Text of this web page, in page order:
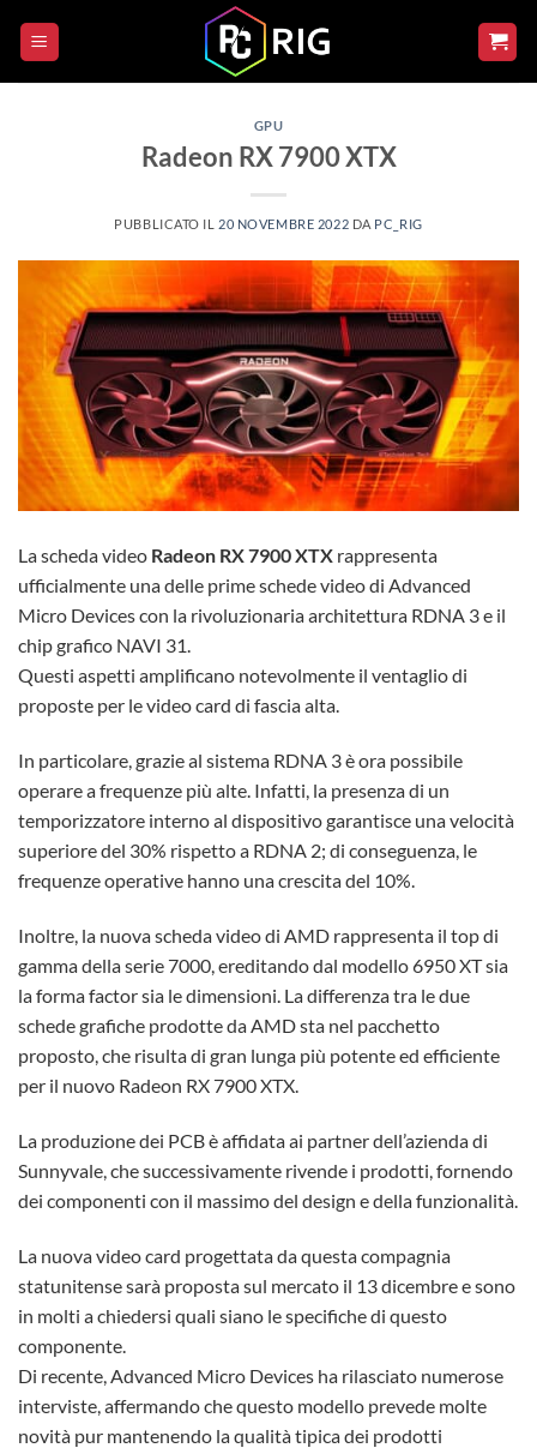
GPU
Radeon RX 7900 XTX
PUBBLICATO IL 20 NOVEMBRE 2022 DA PC_RIG
La scheda video Radeon RX 7900 XTX rappresenta
ufficialmente una delle prime schede video di Advanced
Micro Devices con la rivoluzionaria architettura RDNA 3 e il
chip grafico NAVI 31.
Questi aspetti amplificano notevolmente il ventaglio di
proposte per le video card di fascia alta.
In particolare, grazie al sistema RDNA 3 è ora possibile
operare a frequenze più alte. Infatti, la presenza di un
temporizzatore interno al dispositivo garantisce una velocità
superiore del 30% rispetto a RDNA 2; di conseguenza, le
frequenze operative hanno una crescita del 10%.
Inoltre, la nuova scheda video di AMD rappresenta il top di
gamma della serie 7000, ereditando dal modello 6950 XT sia
la forma factor sia le dimensioni. La differenza tra le due
schede grafiche prodotte da AMD sta nel pacchetto
proposto, che risulta di gran lunga più potente ed efficiente
per il nuovo Radeon RX 7900 XTX.
La produzione dei PCB è affidata ai partner dell’azienda di
Sunnyvale, che successivamente rivende i prodotti, fornendo
dei componenti con il massimo del design e della funzionalità.
La nuova video card progettata da questa compagnia
statunitense sarà proposta sul mercato il 13 dicembre e sono
in molti a chiedersi quali siano le specifiche di questo
componente.
Di recente, Advanced Micro Devices ha rilasciato numerose
interviste, affermando che questo modello prevede molte
novità pur mantenendo la qualità tipica dei prodotti